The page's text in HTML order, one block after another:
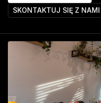
SKONTAKTUJ SIĘ Z NAMI